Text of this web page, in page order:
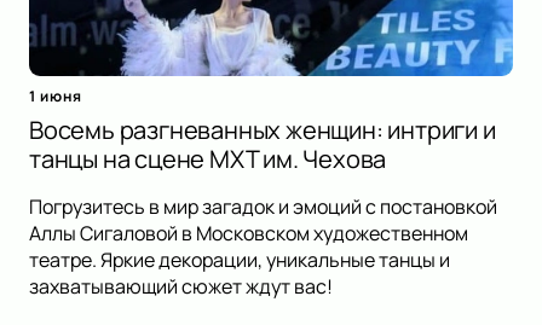
1 июня
Восемь разгневанных женщин: интриги и
танцы на сцене МХТ им. Чехова
Погрузитесь в мир загадок и эмоций с постановкой
Аллы Сигаловой в Московском художественном
театре. Яркие декорации, уникальные танцы и
захватывающий сюжет ждут вас!